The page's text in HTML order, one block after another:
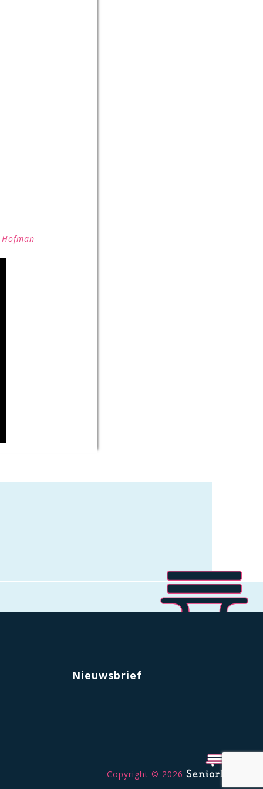
Nieuwsbrief
Copyright © 2026